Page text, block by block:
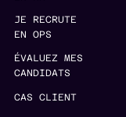
JE RECRUTE
EN OPS
ÉVALUEZ MES
CANDIDATS
CAS CLIENT